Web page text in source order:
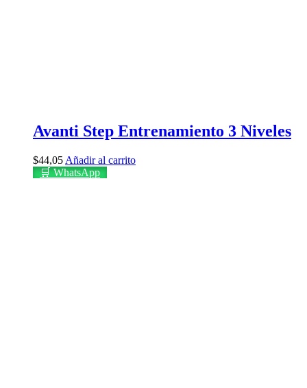
Avanti Step Entrenamiento 3 Niveles
$44,05 Añadir al carrito
🛒 WhatsApp